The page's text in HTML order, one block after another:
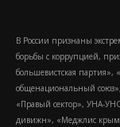
В России признаны
борьбы с коррупцией,
большевистская
общенациональный
«Правый сектор», УНА-
дивижн», «Меджлис